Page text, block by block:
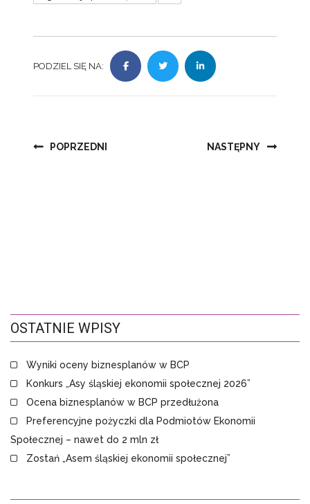
PODZIEL SIĘ NA:
Nawigacja
POPRZEDNI NASTĘPNY
OSTATNIE WPISY
Wyniki oceny biznesplanów w BCP
Konkurs „Asy śląskiej ekonomii społecznej 2026”
Ocena biznesplanów w BCP przedłużona
Preferencyjne pożyczki dla Podmiotów Ekonomii
Społecznej – nawet do 2 mln zł
Zostań „Asem śląskiej ekonomii społecznej”